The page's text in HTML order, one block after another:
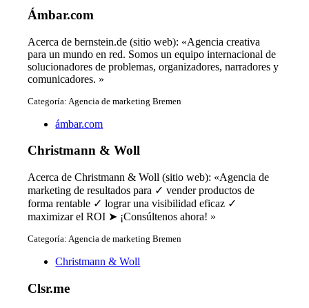
Ámbar.com
Acerca de bernstein.de (sitio web): «Agencia creativa
para un mundo en red. Somos un equipo internacional de
solucionadores de problemas, organizadores, narradores y
comunicadores. »
Categoría: Agencia de marketing Bremen
ámbar.com
Christmann & Woll
Acerca de Christmann & Woll (sitio web): «Agencia de
marketing de resultados para ✓ vender productos de
forma rentable ✓ lograr una visibilidad eficaz ✓
maximizar el ROI ➤ ¡Consúltenos ahora! »
Categoría: Agencia de marketing Bremen
Christmann & Woll
Clsr.me